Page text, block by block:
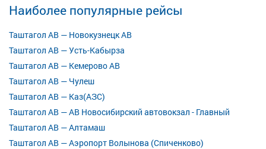
Наиболее популярные рейсы
Таштагол АВ — Новокузнецк АВ
Таштагол АВ — Усть-Кабырза
Таштагол АВ — Кемерово АВ
Таштагол АВ — Чулеш
Таштагол АВ — Каз(АЗС)
Таштагол АВ — АВ Новосибирский автовокзал - Главный
Таштагол АВ — Алтамаш
Таштагол АВ — Аэропорт Волынова (Спиченково)